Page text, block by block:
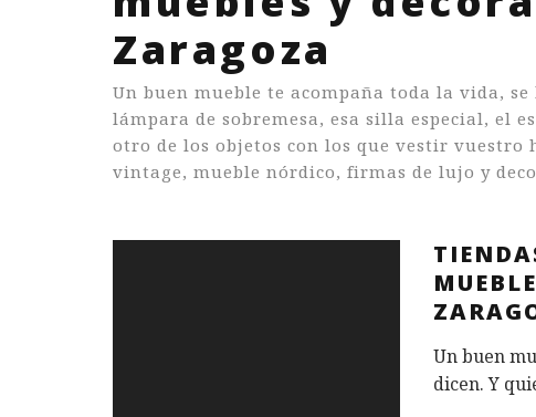
Zaragoza
Un buen mueble te acompaña toda la vida,
lámpara de sobremesa, esa silla especial, el
otro de los objetos con los que vestir vuestro
vintage, mueble nórdico, firmas de lujo y
Un buen
dicen. Y